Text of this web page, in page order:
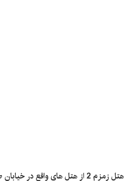
هتل زمزم 2 از هتل های واقع در خیابان طبرسی مشهد